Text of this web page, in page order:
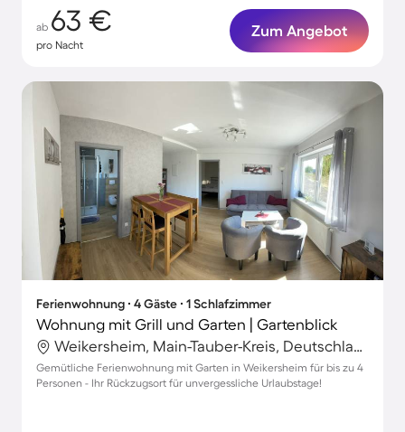
ab 63 €
pro Nacht
Zum Angebot
Ferienwohnung ∙ 4 Gäste ∙ 1 Schlafzimmer
Wohnung mit Grill und Garten | Gartenblick
Weikersheim, Main-Tauber-Kreis, Deutschland
Gemütliche Ferienwohnung mit Garten in Weikersheim für bis zu 4
Personen - Ihr Rückzugsort für unvergessliche Urlaubstage!